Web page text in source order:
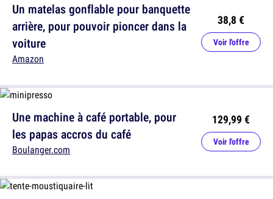
Une machine à café portable, pour
les papas accros du café
Boulanger.com
129,99 €
Voir l'offre
Un matelas gonflable pour banquette
arrière, pour pouvoir pioncer dans la
voiture
Amazon
38,8 €
Voir l'offre